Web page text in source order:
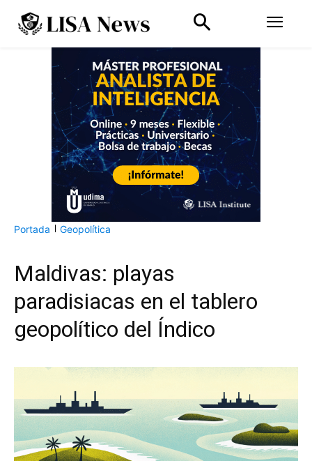
Portada Geopolítica
Maldivas: playas
paradisiacas en el tablero
geopolítico del Índico